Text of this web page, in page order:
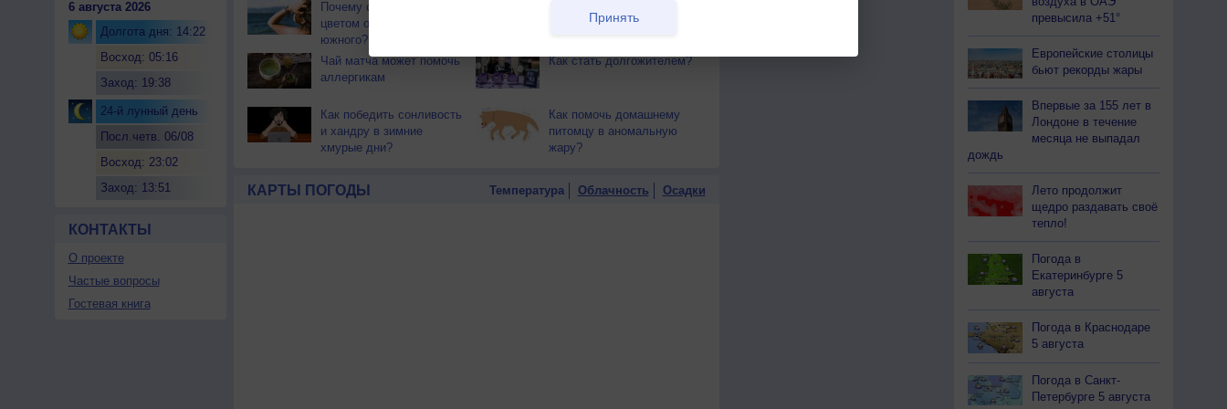
6 августа 2026
Долгота дня: 14:22
Восход: 05:16
Заход: 19:38
24-й лунный день
Посл.четв. 06/08
Восход: 23:02
Заход: 13:51
КОНТАКТЫ
О проекте
Частые вопросы
Гостевая книга
Почему северный загар
цветом отличается от
южного?
здоровья
Чай матча может помочь
аллергикам
Как стать долгожителем?
Как победить сонливость
и хандру в зимние
хмурые дни?
Как помочь домашнему
питомцу в аномальную
жару?
КАРТЫ ПОГОДЫ Температура Облачность Осадки
превысила +51°
Европейские столицы
бьют рекорды жары
Впервые за 155 лет в
Лондоне в течение
месяца не выпадал
дождь
Лето продолжит
щедро раздавать своё
тепло!
Погода в
Екатеринбурге 5
августа
Погода в Краснодаре
5 августа
Погода в Санкт-
Петербурге 5 августа
Принять